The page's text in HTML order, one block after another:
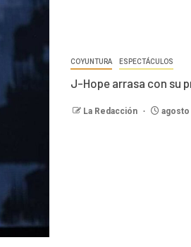
COYUNTURA ESPECTÁCULOS
J-Hope arrasa con su
La Redacción agosto